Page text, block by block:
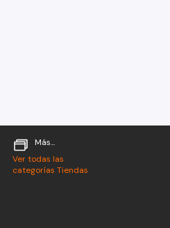
Más...
Ver todas las
categorías Tiendas